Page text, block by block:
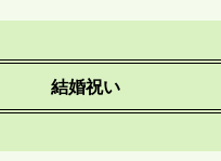
結婚祝い